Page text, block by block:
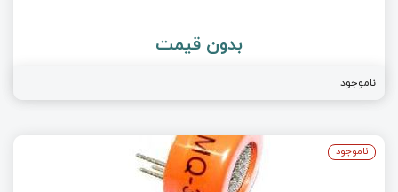
بدون قیمت
ناموجود
ناموجود